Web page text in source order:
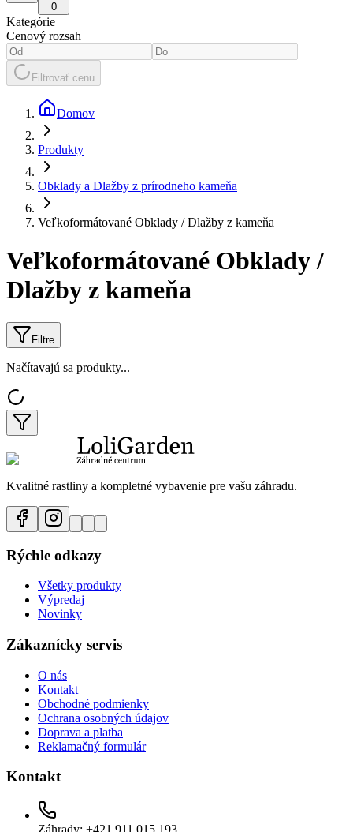
0
Kategórie
Cenový rozsah
Filtrovať cenu
Domov
Produkty
Obklady a Dlažby z prírodneho kameňa
Veľkoformátované Obklady / Dlažby z kameňa
Veľkoformátované Obklady /
Dlažby z kameňa
Filtre
Načítavajú sa produkty...
Kvalitné rastliny a kompletné vybavenie pre vašu záhradu.
Rýchle odkazy
Všetky produkty
Výpredaj
Novinky
Zákaznícky servis
O nás
Kontakt
Obchodné podmienky
Ochrana osobných údajov
Doprava a platba
Reklamačný formulár
Kontakt